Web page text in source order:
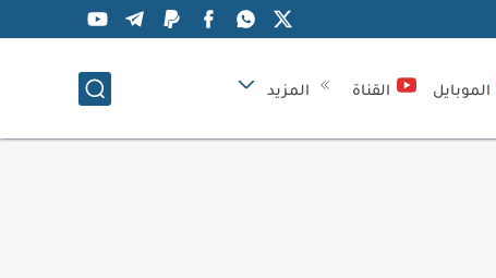
الموبايل القناة المزيد